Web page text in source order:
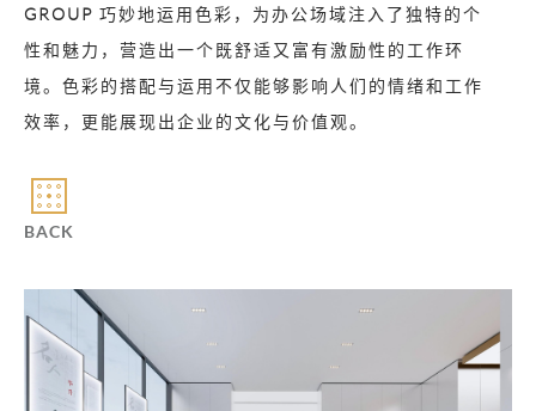
GROUP 巧妙地运用色彩，为办公场域注入了独特的个
性和魅力，营造出一个既舒适又富有激励性的工作环
境。色彩的搭配与运用不仅能够影响人们的情绪和工作
效率，更能展现出企业的文化与价值观。
BACK